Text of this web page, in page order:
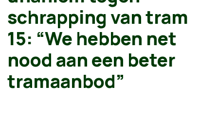
schrapping van tram
15: “We hebben net
nood aan een beter
tramaanbod”